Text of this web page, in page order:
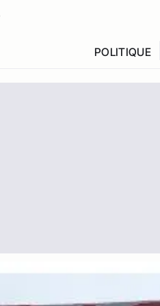
POLITIQUE